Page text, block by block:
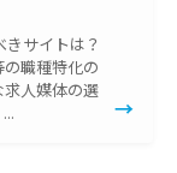
きサイトは？
職種特化の
人媒体の選
→